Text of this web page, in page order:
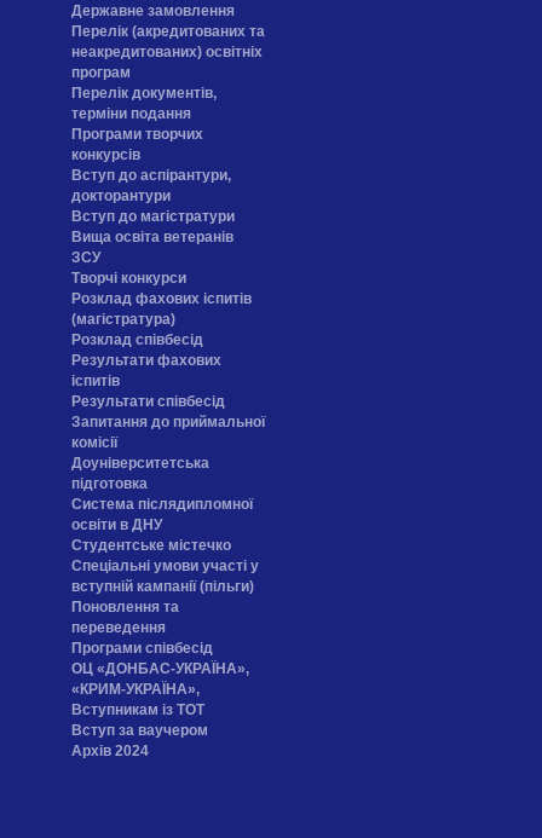
Державне замовлення
Перелік (акредитованих та
неакредитованих) освітніх
програм
Перелік документів,
терміни подання
Програми творчих
конкурсiв
Вступ до аспірантури,
докторантури
Вступ до магістратури
Вища освіта ветеранів
ЗСУ
Творчі конкурси
Розклад фахових іспитів
(магістратура)
Розклад співбесід
Результати фахових
іспитів
Результати співбесід
Запитання до приймальної
комісії
Доуніверситетська
підготовка
Система післядипломної
освіти в ДНУ
Cтудентське містечко
Спеціальні умови участі у
вступній кампанії (пільги)
Поновлення та
переведення
Програми співбесід
ОЦ «ДОНБАС-УКРАЇНА»,
«КРИМ-УКРАЇНА»,
Вступникам із ТОТ
Вступ за ваучером
Архів 2024